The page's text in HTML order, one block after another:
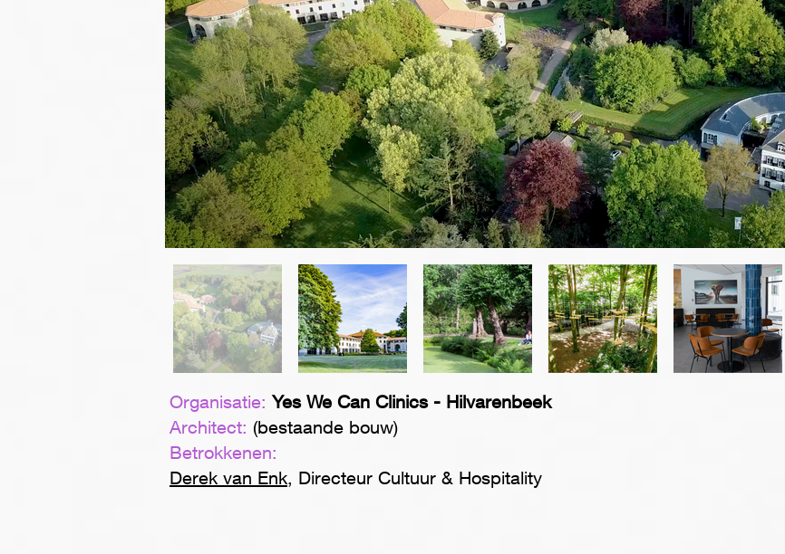
Organisatie: Yes We Can Clinics - Hilvarenbeek
Architect: (bestaande bouw)
Betrokkenen:
Derek van Enk, Directeur Cultuur & Hospitality